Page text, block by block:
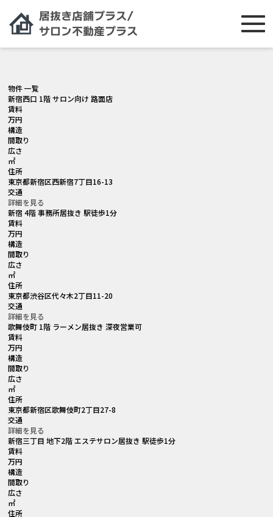
物件 一覧
新宿西口 1階 サロン向け 路面店
賃料
万円
構造
間取り
広さ
㎡
住所
東京都新宿区西新宿7丁目16-13
交通
詳細を見る
新宿 4階 事務所居抜き 駅徒歩1分
賃料
万円
構造
間取り
広さ
㎡
住所
東京都渋谷区代々木2丁目11-20
交通
詳細を見る
歌舞伎町 1階 ラーメン居抜き 深夜営業可
賃料
万円
構造
間取り
広さ
㎡
住所
東京都新宿区歌舞伎町2丁目27-8
交通
詳細を見る
新宿三丁目 地下2階 エステサロン居抜き 駅徒歩1分
賃料
万円
構造
間取り
広さ
㎡
住所